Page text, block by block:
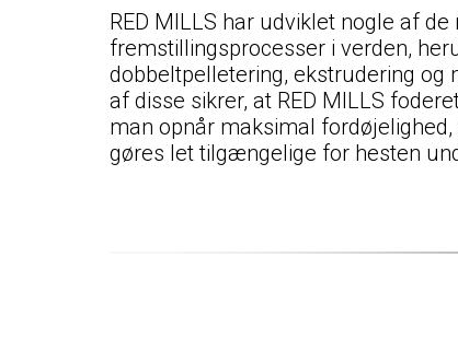
RED MILLS har udviklet nogle af
fremstillingsprocesser i verden,
dobbeltpelletering, ekstrudering og
af ​​disse sikrer, at RED MILLS
man opnår maksimal
gøres let tilgængelige for hesten